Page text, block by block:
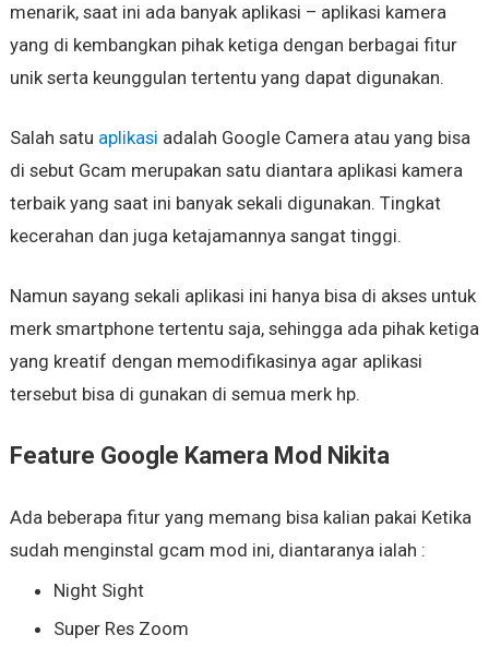
menarik, saat ini ada banyak aplikasi – aplikasi kamera
yang di kembangkan pihak ketiga dengan berbagai fitur
unik serta keunggulan tertentu yang dapat digunakan.
Salah satu aplikasi adalah Google Camera atau yang bisa
di sebut Gcam merupakan satu diantara aplikasi kamera
terbaik yang saat ini banyak sekali digunakan. Tingkat
kecerahan dan juga ketajamannya sangat tinggi.
Namun sayang sekali aplikasi ini hanya bisa di akses untuk
merk smartphone tertentu saja, sehingga ada pihak ketiga
yang kreatif dengan memodifikasinya agar aplikasi
tersebut bisa di gunakan di semua merk hp.
Feature Google Kamera Mod Nikita
Ada beberapa fitur yang memang bisa kalian pakai Ketika
sudah menginstal gcam mod ini, diantaranya ialah :
Night Sight
Super Res Zoom